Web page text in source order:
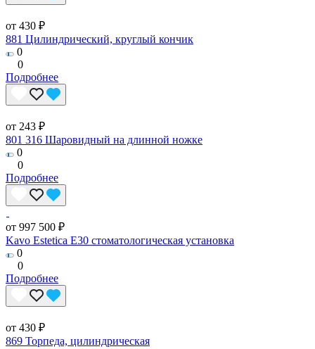
от 430 ₽
881 Цилиндрический, круглый кончик
0
0
Подробнее
от 243 ₽
801 316 Шаровидный на длинной ножке
0
0
Подробнее
от 997 500 ₽
Kavo Estetica E30 стоматологическая установка
0
0
Подробнее
от 430 ₽
869 Торпеда, цилиндрическая